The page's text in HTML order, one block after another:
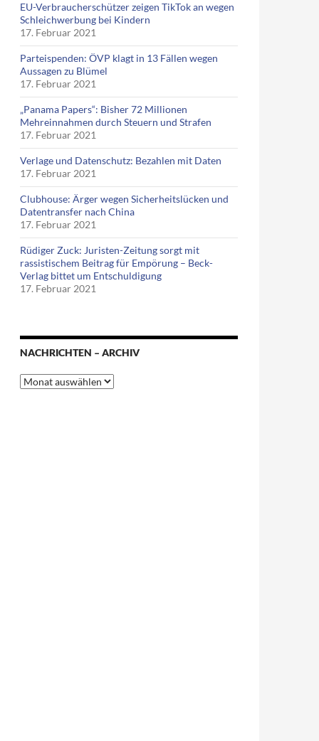
führt auch nach Malaysia – Gruß an Brian Corvers & Co.
EU-Verbraucherschützer zeigen TikTok an wegen
Schleichwerbung bei Kindern
17. Februar 2021
Parteispenden: ÖVP klagt in 13 Fällen wegen
Aussagen zu Blümel
17. Februar 2021
„Panama Papers“: Bisher 72 Millionen
Mehreinnahmen durch Steuern und Strafen
17. Februar 2021
Verlage und Datenschutz: Bezahlen mit Daten
17. Februar 2021
Clubhouse: Ärger wegen Sicherheitslücken und
Datentransfer nach China
17. Februar 2021
Rüdiger Zuck: Juristen-Zeitung sorgt mit
rassistischem Beitrag für Empörung – Beck-
Verlag bittet um Entschuldigung
17. Februar 2021
NACHRICHTEN – ARCHIV
Nachrichten
–